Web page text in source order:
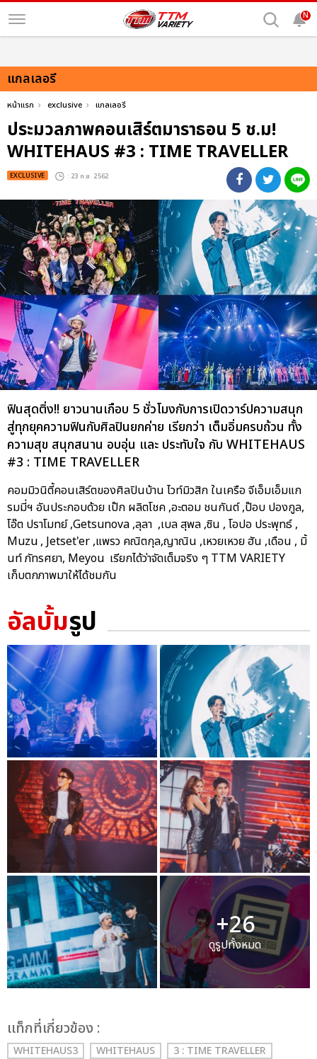
N
แกลเลอรี
หน้าแรก exclusive แกลเลอรี
ประมวลภาพคอนเสิร์ตมาราธอน 5 ช.ม!
WHITEHAUS #3 : TIME TRAVELLER
EXCLUSIVE : 23 ก.ย. 2562
ฟินสุดติ่ง!! ยาวนานเกือบ 5 ชั่วโมงกับการเปิดวาร์ปความสนุก
สู่ทุกยุคความฟินกับศิลปินยกค่าย เรียกว่า เต็มอิ่มครบถ้วน ทั้ง
ความสุข สนุกสนาน อบอุ่น และ ประทับใจ กับ WHITEHAUS
#3 : TIME TRAVELLER
คอมมิวนิตี้คอนเสิร์ตของศิลปินบ้าน ไวท์มิวสิก ในเครือ จีเอ็มเอ็มแก
รมมี่ฯ อันประกอบด้วย เป๊ก ผลิตโชค ,อะตอม ชนกันต์ ,ป๊อบ ปองกูล,
โอ๊ต ปราโมทย์ ,Getsunova ,ลุลา ,เบล สุพล ,ซิน , โอปอ ประพุทธ์ ,
Muzu , Jetset'er ,แพรว คณิตกุล,ญาณิน ,เหวยเหวย ฮัน ,เดือน , มิ้
นท์ ภัทรศยา, Meyou เรียกได้ว่าจัดเต็มจริง ๆ TTM VARIETY
เก็บตกภาพมาให้ได้ชมกัน
อัลบั้มรูป
+26
ดูรูปทั้งหมด
เเท็กที่เกี่ยวข้อง :
WHITEHAUS3 WHITEHAUS
3 : TIME TRAVELLER